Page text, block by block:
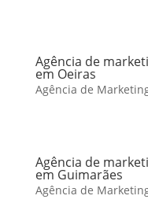
Agência de
em Oeiras
Agência de
Agência de
em Guimarães
Agência de